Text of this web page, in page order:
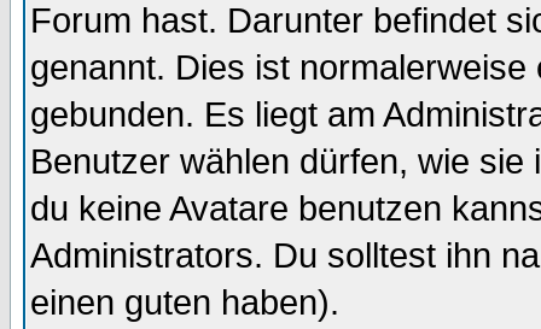
Forum hast. Darunter befindet
genannt. Dies ist
gebunden. Es liegt am
Benutzer wählen dürfen, wie
du keine Avatare benutzen
Administrators. Du solltest ihn
einen guten haben).